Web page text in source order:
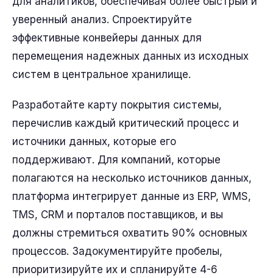
уверенный анализ. Спроектируйте
эффективные конвейеры данных для
перемещения надежных данных из исходных
систем в центральное хранилище.
Разработайте карту покрытия системы,
перечислив каждый критический процесс и
источники данных, которые его
поддерживают. Для компаний, которые
полагаются на несколько источников данных,
платформа интегрирует данные из ERP, WMS,
TMS, CRM и порталов поставщиков, и вы
должны стремиться охватить 90% основных
процессов. Задокументируйте пробелы,
приоритизируйте их и спланируйте 4-6